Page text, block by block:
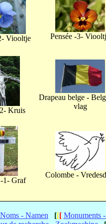
Viooltje
Pensée -3-
Kruis
Drapeau belge -
vlag
1- Graf
Colombe -
Noms - Namen [[[ Monuments